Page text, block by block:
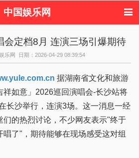
中国娱乐网
会 综艺节目
偶像活动
会定档8月 连演三场引爆期待
乐网 日期：2026-04-29 08:39:54
祥如意」2026巡回演唱会-长沙站将
长沙举行，连演3场。这一消息一经
们的热烈讨论，不少网友表示"终于
了"，期待能够在现场感受这对组